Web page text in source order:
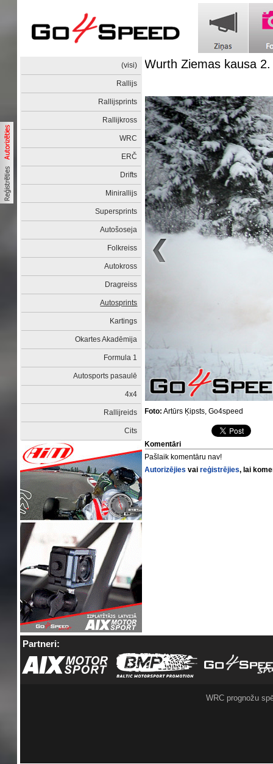
(visi)
Rallijs
Rallijsprints
Rallijkross
WRC
ERČ
Drifts
Minirallijs
Supersprints
Autošoseja
Folkreiss
Autokross
Dragreiss
Autosprints
Kartings
Okartes Akadēmija
Formula 1
Autosports pasaulē
4x4
Rallijreids
Cits
Wurth Ziemas kausa
Foto: Artūrs Ķipsts, Go4speed
Komentāri
Pašlaik komentāru nav!
Autorizējies vaireģistrējies, lai
Partneri:
WRC prognožu